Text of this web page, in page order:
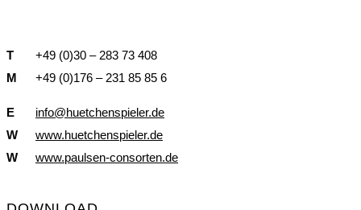
T
+49 (0)30 – 283 73 408
M
+49 (0)176 – 231 85 85 6
E
info@huetchenspieler.de
W
www.huetchenspieler.de
W
www.paulsen-consorten.de